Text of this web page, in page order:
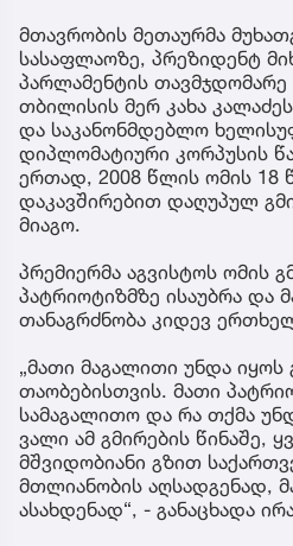
მთავრობის მეთაურმა
სასაფლაოზე, პრეზიდენტ
პარლამენტის
თბილისის მერ კახა
და საკანონმდებლო
დიპლომატიური კორპუსის
ერთად, 2008 წლის ომის 18
დაკავშირებით დაღუპულ
მიაგო.
პრემიერმა აგვისტოს ომის
პატრიოტიზმზე ისაუბრა და
თანაგრძნობა კიდევ
„მათი მაგალითი უნდა იყოს
თაობებისთვის. მათი
სამაგალითო და რა თქმა
ვალი ამ გმირების წინაშე,
მშვიდობიანი გზით
მთლიანობის აღსადგენად,
ასახდენად“, - განაცხადა